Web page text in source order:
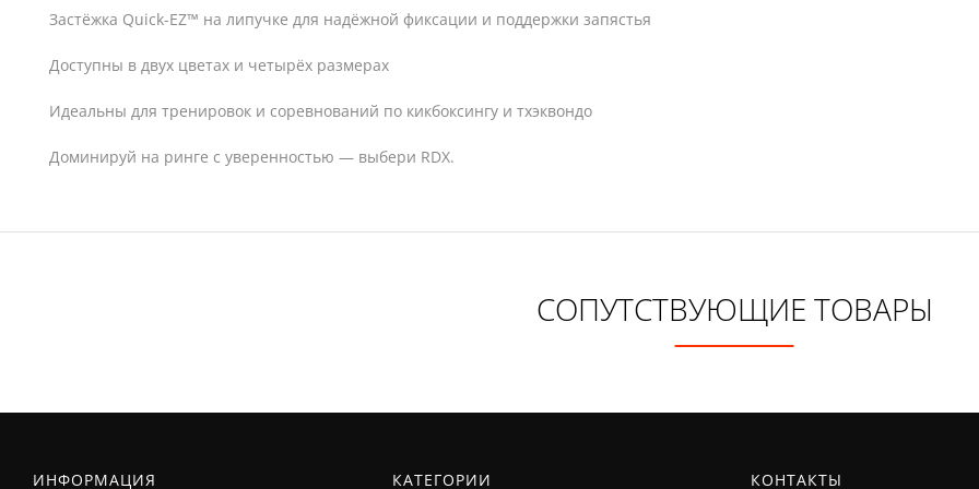
Застёжка Quick-EZ™ на липучке для надёжной фиксации и поддержки запястья
Доступны в двух цветах и четырёх размерах
Идеальны для тренировок и соревнований по кикбоксингу и тхэквондо
Доминируй на ринге с уверенностью — выбери RDX.
СОПУТСТВУЮЩИЕ ТОВАРЫ